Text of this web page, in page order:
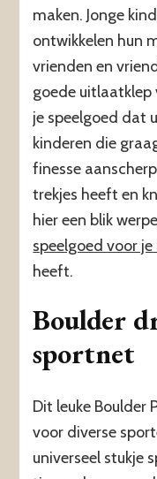
maken. Jonge
ontwikkelen hun
vrienden en
goede uitlaatklep
je speelgoed dat
kinderen die
finesse
trekjes heeft en
hier een blik
speelgoed voor je
heeft.
Boulder
sportnet
Dit leuke Boulder
voor diverse
universeel stukje